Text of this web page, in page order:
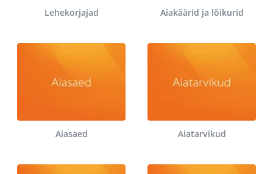
Lehekorjajad Aiakäärid ja lõikurid
Aiasaed Aiatarvikud